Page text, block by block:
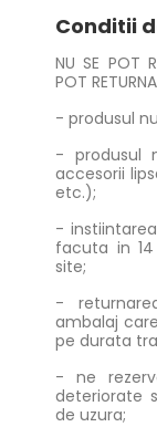
Conditii
NU SE POT
POT
- produsul
- produsul
accesorii
etc.);
-
facuta in
site;
-
ambalaj
pe durata
- ne
deteriorate
de uzura;